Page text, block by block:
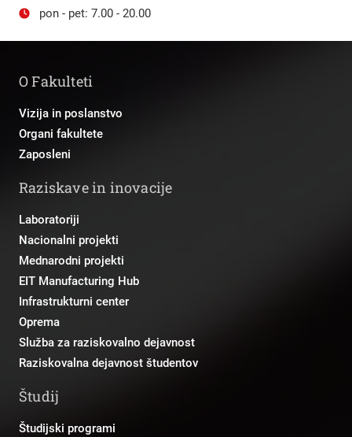
pon - pet: 7.00 - 20.00
O Fakulteti
Vizija in poslanstvo
Organi fakultete
Zaposleni
Raziskave in inovacije
Laboratoriji
Nacionalni projekti
Mednarodni projekti
EIT Manufacturing Hub
Infrastrukturni center
Oprema
Služba za raziskovalno dejavnost
Raziskovalna dejavnost študentov
Študij
Študijski programi